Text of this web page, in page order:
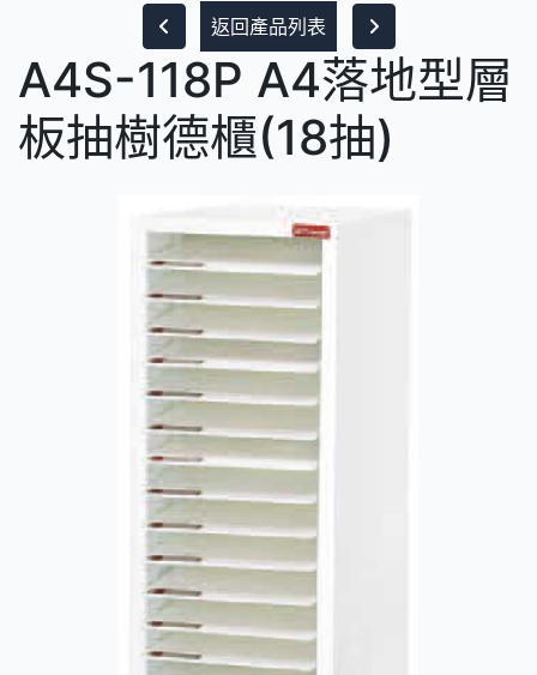
返回產品列表
A4S-118P A4落地型層
板抽樹德櫃(18抽)